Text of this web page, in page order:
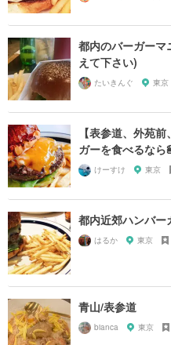
都内のバーガー
えて下さい)
たいきんぐ 東京
【表参道、外苑
ガーを食べるなら
けーすけ 東京
都内近郊ハンバー
はるか 東京
青山/表参道
bianca 東京